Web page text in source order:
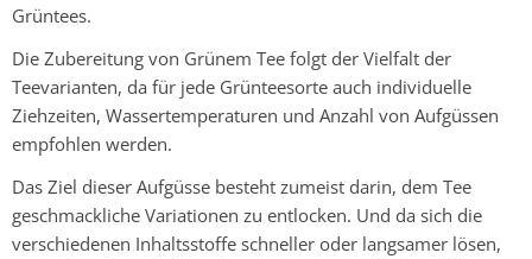
Grüntees.
Die Zubereitung von Grünem Tee folgt der Vielfalt der
Teevarianten, da für jede Grünteesorte auch individuelle
Ziehzeiten, Wassertemperaturen und Anzahl von Aufgüssen
empfohlen werden.
Das Ziel dieser Aufgüsse besteht zumeist darin, dem Tee
geschmackliche Variationen zu entlocken. Und da sich die
verschiedenen Inhaltsstoffe schneller oder langsamer lösen,